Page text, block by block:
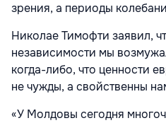
зрения, а периоды
Николае Тимофти заявил,
независимости мы
когда-либо, что ценности
не чужды, а свойственны
«У Молдовы сегодня